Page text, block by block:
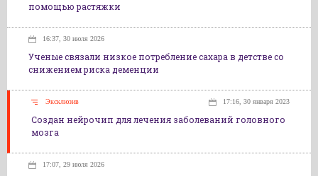
помощью растяжки
16:37, 30 июля 2026
Ученые связали низкое потребление сахара в детстве со
снижением риска деменции
Эксклюзив 17:16, 30 января 2023
Создан нейрочип для лечения заболеваний головного
мозга
17:07, 29 июля 2026